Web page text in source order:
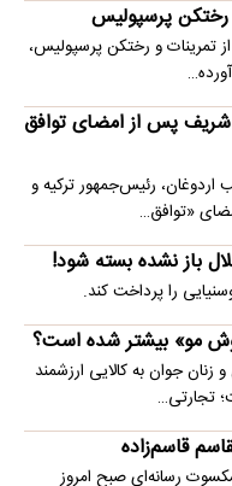
رختکن پرسپولیس
تمرینات و رختکن پرسپولیس،
شریف پس از امضای توافق
رئیس‌جمهور ترکیه و
«توافق…
باز نشده بسته شود!
را پرداخت کند.
مو» بیشتر شده است؟
جوان به کالایی ارزشمند
تجارتی…
قاسم‌زاده
رسانه‌ای صبح امروز